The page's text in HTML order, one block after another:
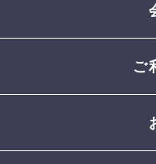
ご
お